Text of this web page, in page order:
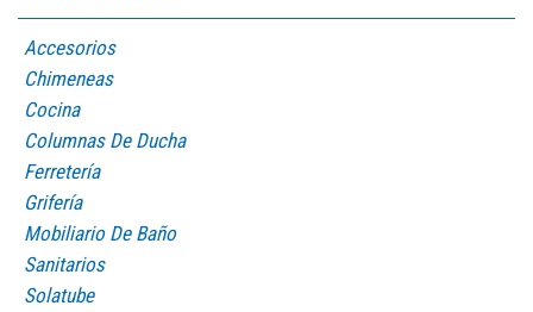
Accesorios
Chimeneas
Cocina
Columnas De Ducha
Ferretería
Grifería
Mobiliario De Baño
Sanitarios
Solatube